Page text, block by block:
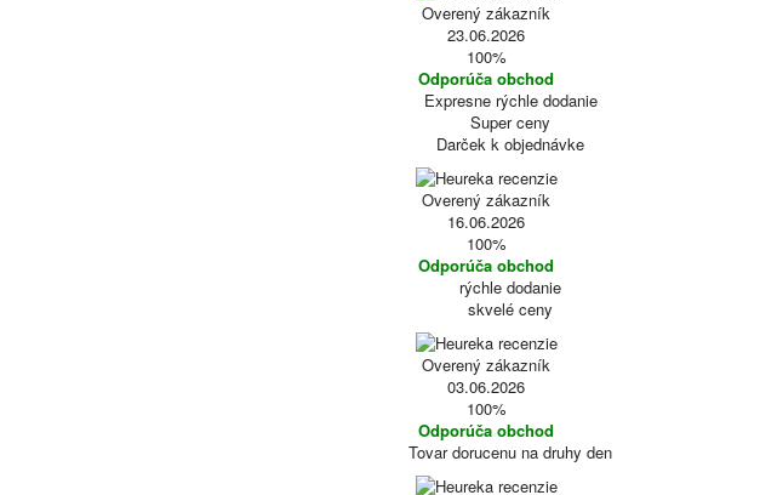
Overený zákazník
23.06.2026
100%
Odporúča obchod
Expresne rýchle dodanie
Super ceny
Darček k objednávke
Overený zákazník
16.06.2026
100%
Odporúča obchod
rýchle dodanie
skvelé ceny
Overený zákazník
03.06.2026
100%
Odporúča obchod
Tovar dorucenu na druhy den